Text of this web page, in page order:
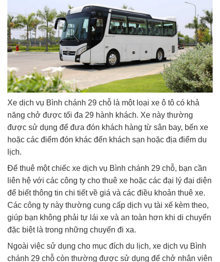
Xe dịch vụ Bình chánh 29 chỗ là một loại xe ô tô có khả
năng chở được tối đa 29 hành khách. Xe này thường
được sử dụng để đưa đón khách hàng từ sân bay, bến xe
hoặc các điểm đón khác đến khách sạn hoặc địa điểm du
lịch.
Để thuê một chiếc xe dịch vụ Bình chánh 29 chỗ, bạn cần
liên hệ với các công ty cho thuê xe hoặc các đại lý đại diện
để biết thông tin chi tiết về giá và các điều khoản thuê xe.
Các công ty này thường cung cấp dịch vụ tài xế kèm theo,
giúp bạn không phải tự lái xe và an toàn hơn khi di chuyển
đặc biệt là trong những chuyến đi xa.
Ngoài việc sử dụng cho mục đích du lịch, xe dịch vụ Bình
chánh 29 chỗ còn thường được sử dụng để chở nhân viên